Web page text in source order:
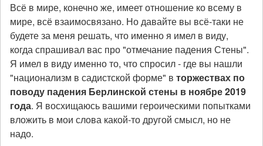
Всё в мире, конечно же, имеет отношение ко всему в
мире, всё взаимосвязано. Но давайте вы всё-таки не
будете за меня решать, что именно я имел в виду,
когда спрашивал вас про "отмечание падения Стены".
Я имел в виду именно то, что спросил - где вы нашли
"национализм в садистской форме" в торжествах по
поводу падения Берлинской стены в ноябре 2019
года. Я восхищаюсь вашими героическими попытками
вложить в мои слова какой-то другой смысл, но не
надо.